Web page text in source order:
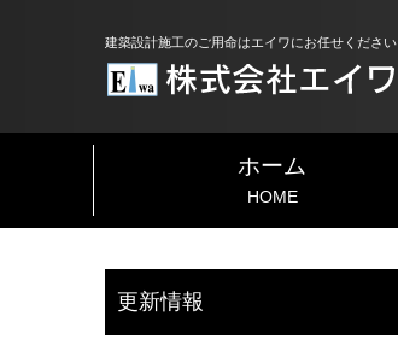
建築設計施工のご用命はエイワにお任せください
ホーム
HOME
更新情報